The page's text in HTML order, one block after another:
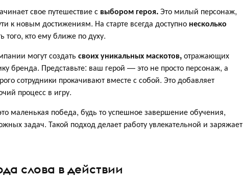
свое путешествие с выбором героя.Это милый персонаж,
к новым достижениям. На старте всегда доступно несколько
кто ему ближе по духу.
могут создать своих уникальных маскотов,отражающих
бренда. Представьте: ваш герой — это не просто персонаж, а
сотрудники прокачивают вместе с собой. Это добавляет
процесс в игру.
маленькая победа, будь то успешное завершение обучения,
задач. Такой подход делает работу увлекательной и заряжает
слова в действии